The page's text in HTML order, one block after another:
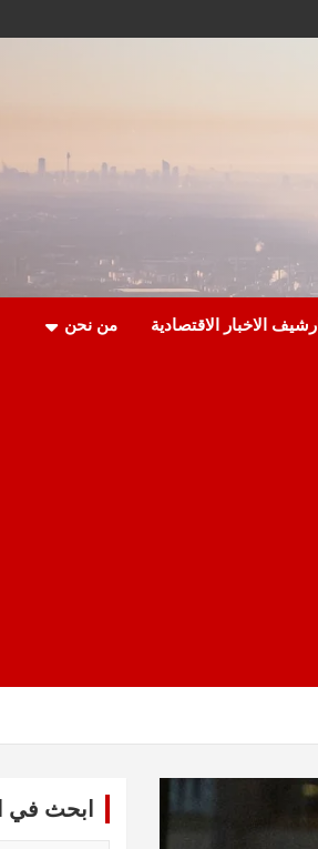
ارشيف الاخبار الاقتصادية من نحن
ابحث في